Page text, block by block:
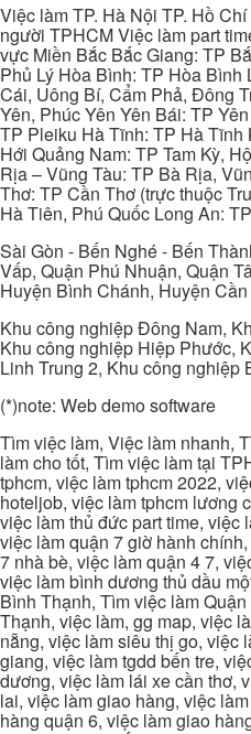
Việc làm TP. Hà Nội TP. Hồ
người TPHCM Việc làm part
vực Miền Bắc Bắc Giang: TP
Phủ Lý Hòa Bình: TP Hòa
Cái, Uông Bí, Cẩm Phả, Đông
Yên, Phúc Yên Yên Bái: TP
TP Pleiku Hà Tĩnh: TP Hà
Hới Quảng Nam: TP Tam Kỳ,
Rịa – Vũng Tàu: TP Bà Rịa,
Thơ: TP Cần Thơ (trực thuộc
Hà Tiên, Phú Quốc Long An:
Sài Gòn - Bến Nghé - Bến
Vấp, Quận Phú Nhuận, Quận
Huyện Bình Chánh, Huyện
Khu công nghiệp Đông Nam,
Khu công nghiệp Hiệp Phước,
Linh Trung 2, Khu công nghiệp
(*)note: Web demo software
Tìm việc làm, Việc làm nhanh,
làm cho tốt, Tìm việc làm tại
tphcm, việc làm tphcm 2022,
hoteljob, việc làm tphcm lương
việc làm thủ đức part time, việc
việc làm quận 7 giờ hành
7 nhà bè, việc làm quận 4 7,
việc làm bình dương thủ dầu
Bình Thạnh, Tìm việc làm
Thạnh, việc làm, gg map, việc
nẵng, việc làm siêu thị go, việc
giang, việc làm tgdd bến tre,
dương, việc làm lái xe cần thơ,
lai, việc làm giao hàng, việc
hàng quận 6, việc làm giao